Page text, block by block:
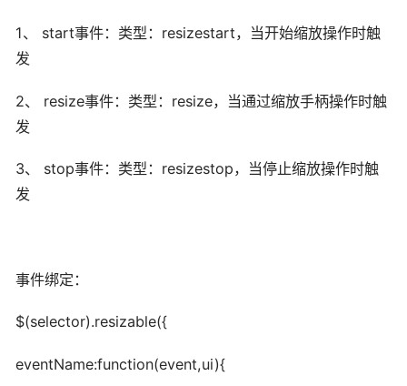
1、 start事件：类型：resizestart，当开始缩放操作时触
发
2、 resize事件：类型：resize，当通过缩放手柄操作时触
发
3、 stop事件：类型：resizestop，当停止缩放操作时触
发
事件绑定：
$(selector).resizable({
eventName:function(event,ui){